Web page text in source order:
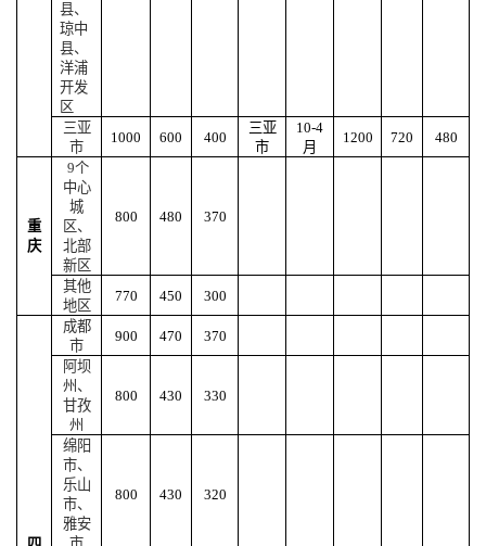
县、
琼中
县、
洋浦
开发
区
三亚
市
1000 600 400
三亚
市
10-4
月
1200 720 480
重
庆
9个
中心
城
区、
北部
新区
800 480 370
其他
地区
770 450 300
成都
市
900 470
370
阿坝
州、
甘孜
州
800 430 330
绵阳
市、
乐山
市、
雅安
800 430 320